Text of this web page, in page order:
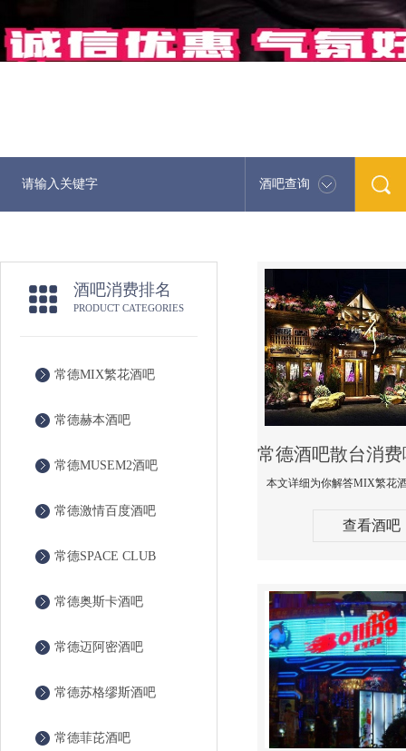
酒吧查询
酒吧消费排名
PRODUCT CATEGORIES
常德MIX繁花酒吧
常德赫本酒吧
常德MUSEM2酒吧
常德激情百度酒吧
常德SPACE CLUB
常德奥斯卡酒吧
常德迈阿密酒吧
常德苏格缪斯酒吧
常德菲芘酒吧
查看酒吧